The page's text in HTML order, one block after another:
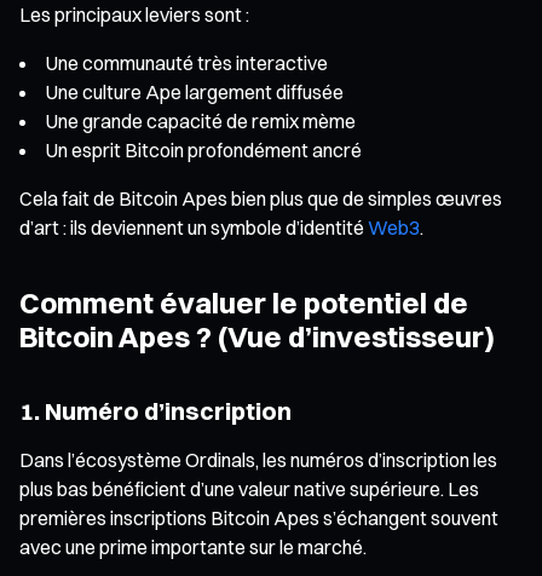
Les principaux leviers sont :
Une communauté très interactive
Une culture Ape largement diffusée
Une grande capacité de remix mème
Un esprit Bitcoin profondément ancré
Cela fait de Bitcoin Apes bien plus que de simples œuvres
d’art : ils deviennent un symbole d’identité Web3.
Comment évaluer le potentiel de
Bitcoin Apes ? (Vue d’investisseur)
1. Numéro d’inscription
Dans l’écosystème Ordinals, les numéros d’inscription les
plus bas bénéficient d’une valeur native supérieure. Les
premières inscriptions Bitcoin Apes s’échangent souvent
avec une prime importante sur le marché.